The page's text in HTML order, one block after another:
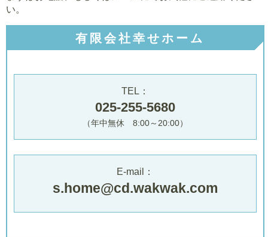
い。
有限会社幸せホーム
TEL：
025-255-5680
（年中無休 8:00～20:00）
E-mail：
s.home@cd.wakwak.com